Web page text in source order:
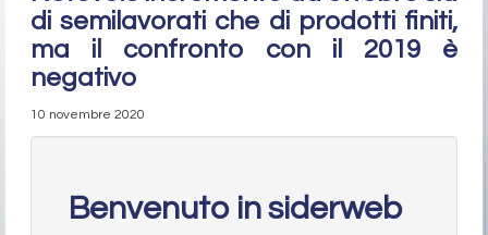
di semilavorati che di prodotti finiti,
ma il confronto con il 2019 è
negativo
10 novembre 2020
Benvenuto in siderweb